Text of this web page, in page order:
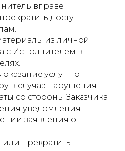
вправе
доступ
из личной
с Исполнителем в
услуг по
в случае нарушения
со стороны Заказчика
уведомления
заявления о
или прекратить